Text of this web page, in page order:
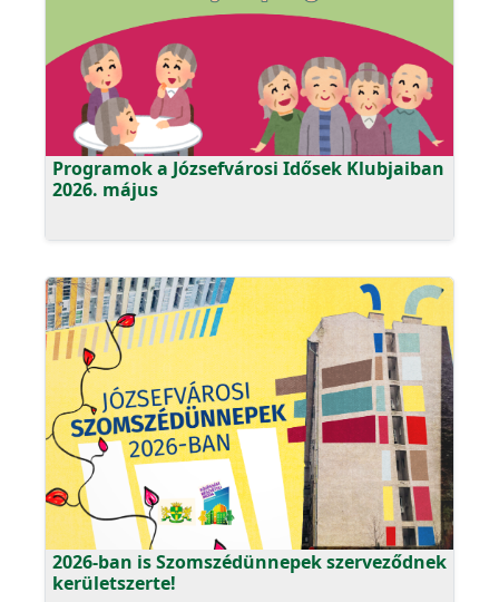
Programok a Józsefvárosi Idősek Klubjaiban
2026. május
2026-ban is Szomszédünnepek szerveződnek
kerületszerte!